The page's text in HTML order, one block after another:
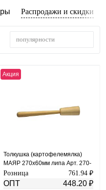
Распродажи и скидки
популярности
Акция
Толкушка (картофелемялка)
МАЯР 270х60мм липа Арт. 270-
60
Розница 761.94 ₽
ОПТ 448.20 ₽